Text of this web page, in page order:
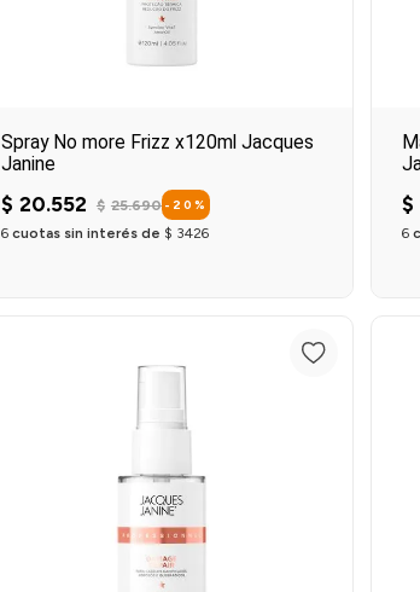
Spray No more Frizz x120ml Jacques
Janine
$ 20.552 $ 25.690 - 20 %
6cuotas sin interés de $ 3426
$
6